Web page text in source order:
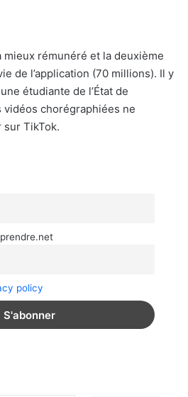
mieux rémunéré et la deuxième
de l’application (70 millions). Il y
étudiante de l’État de
vidéos chorégraphiées ne
TikTok.
policy